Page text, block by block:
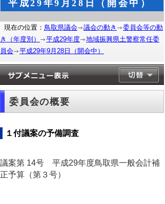
平成29年9月28日（開会中）
現在の位置： 鳥取県議会 議会の動き
委員会等の動
き（年度別）
平成29年度
地域振興県土警察常任委
員会
平成29年9月28日（開会中）
委員会の概要
１付議案の予備調査
議案第 14号 平成29年度鳥取県一般会計補
正予算（第３号）